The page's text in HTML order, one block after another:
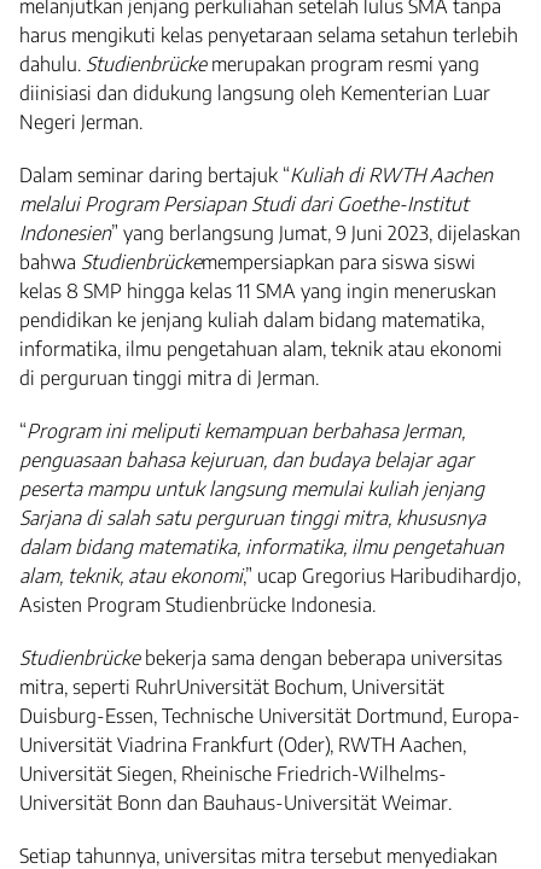
melanjutkan jenjang perkuliahan setelah lulus SMA tanpa
harus mengikuti kelas penyetaraan selama setahun terlebih
dahulu. Studienbrücke merupakan program resmi yang
diinisiasi dan didukung langsung oleh Kementerian Luar
Negeri Jerman.
Dalam seminar daring bertajuk “Kuliah di RWTH Aachen
melalui Program Persiapan Studi dari Goethe-Institut
Indonesien” yang berlangsung Jumat, 9 Juni 2023, dijelaskan
bahwa Studienbrückemempersiapkan para siswa siswi
kelas 8 SMP hingga kelas 11 SMA yang ingin meneruskan
pendidikan ke jenjang kuliah dalam bidang matematika,
informatika, ilmu pengetahuan alam, teknik atau ekonomi
di perguruan tinggi mitra di Jerman.
“Program ini meliputi kemampuan berbahasa Jerman,
penguasaan bahasa kejuruan, dan budaya belajar agar
peserta mampu untuk langsung memulai kuliah jenjang
Sarjana di salah satu perguruan tinggi mitra, khususnya
dalam bidang matematika, informatika, ilmu pengetahuan
alam, teknik, atau ekonomi,” ucap Gregorius Haribudihardjo,
Asisten Program Studienbrücke Indonesia.
Studienbrücke bekerja sama dengan beberapa universitas
mitra, seperti RuhrUniversität Bochum, Universität
Duisburg-Essen, Technische Universität Dortmund, Europa-
Universität Viadrina Frankfurt (Oder), RWTH Aachen,
Universität Siegen, Rheinische Friedrich-Wilhelms-
Universität Bonn dan Bauhaus-Universität Weimar.
Setiap tahunnya, universitas mitra tersebut menyediakan